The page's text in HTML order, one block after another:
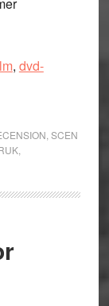
, dvd-
SCEN
,